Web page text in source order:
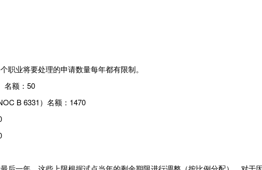
业将要处理的申请数量每年都有限制。
名额：50
B 6331）名额：1470